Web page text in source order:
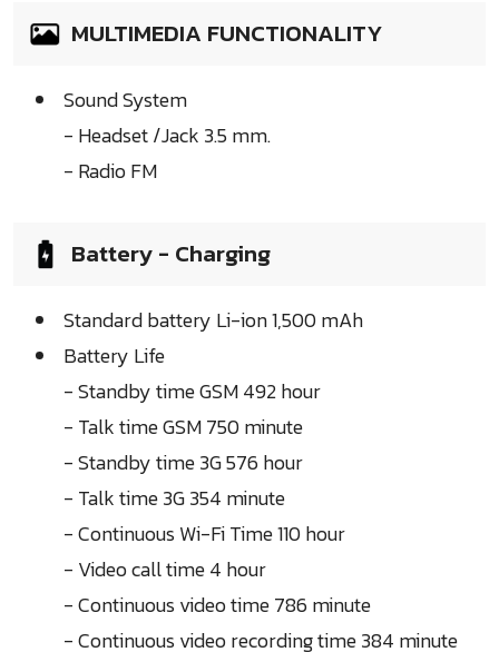
MULTIMEDIA FUNCTIONALITY
Sound System
- Headset /Jack 3.5 mm.
- Radio FM
Battery - Charging
Standard battery Li-ion 1,500 mAh
Battery Life
- Standby time GSM 492 hour
- Talk time GSM 750 minute
- Standby time 3G 576 hour
- Talk time 3G 354 minute
- Continuous Wi-Fi Time 110 hour
- Video call time 4 hour
- Continuous video time 786 minute
- Continuous video recording time 384 minute